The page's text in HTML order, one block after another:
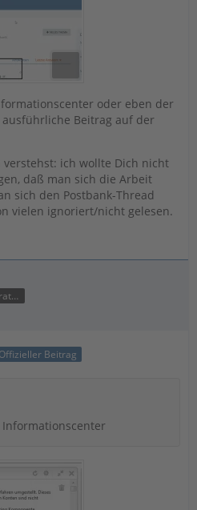
oder eben der
Beitrag auf der
ich wollte Dich nicht
daß man sich die Arbeit
sich den Postbank-Thread
vielen ignoriert/nicht gelesen.
Unabhängiger Moderator
Offizieller Beitrag